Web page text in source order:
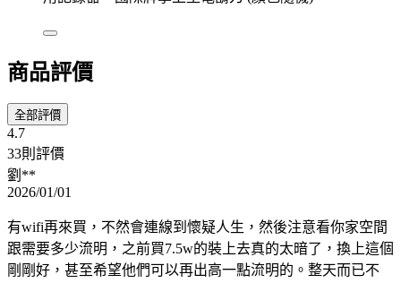
商品評價
全部評價
4.7
33則評價
劉**
2026/01/01
有wifi再來買，不然會連線到懷疑人生，然後注意看你家空間
跟需要多少流明，之前買7.5w的裝上去真的太暗了，換上這個
剛剛好，甚至希望他們可以再出高一點流明的。整天而已不